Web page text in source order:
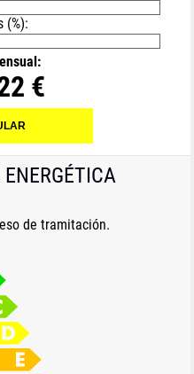
(%):
€
de tramitación.